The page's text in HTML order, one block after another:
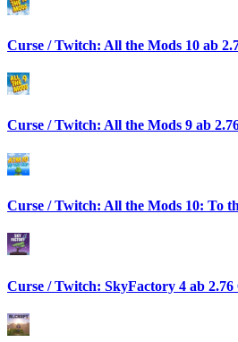
Curse / Twitch: All the Mods 10 ab
Curse / Twitch: All the Mods 9 ab
Curse / Twitch: All the Mods 10: To
Curse / Twitch: SkyFactory 4 ab 2.76